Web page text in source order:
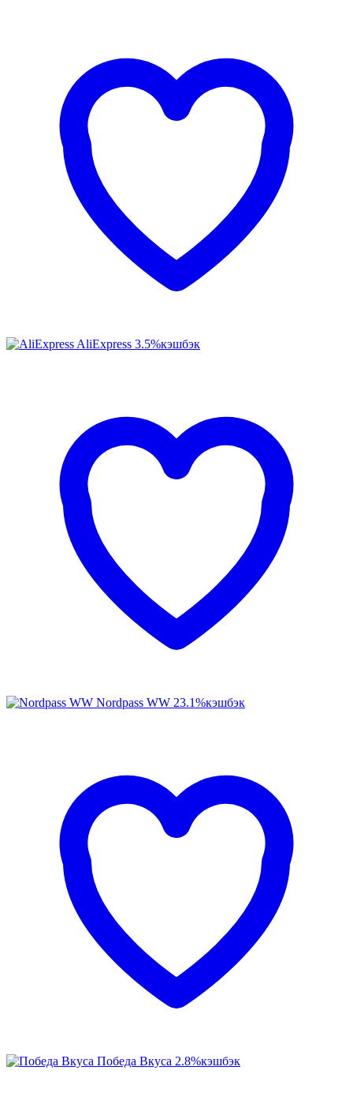
AliExpress 3.5%кэшбэк
Nordpass WW 23.1%кэшбэк
Победа Вкуса 2.8%кэшбэк